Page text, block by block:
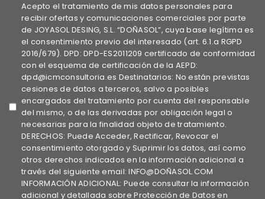
Acepto el tratamiento de mis datos personales para
recibir ofertas y comunicaciones comerciales por parte
de JOYASOL DESING, S.L. “DOÑASOL”, cuya base legítima es
el consentimiento previo del interesado (art. 6.1.a RGPD
2016/679). DPD: DPD-ES2011209 certificado de conformidad
con el esquema de certificación de la AEPD:
dpd@icmconsultoria.es Destinatarios: No están previstas
cesiones de datos a terceros, salvo a posibles
encargados del tratamiento por cuenta del responsable
del mismo, o de las derivadas por obligación legal o
necesarias para la finalidad objeto de tratamiento.
DERECHOS: Puede Acceder, Rectificar, Revocar el
consentimiento otorgado y Suprimir los datos, así como
otros derechos indicados en la información adicional a
través del siguiente email: INFO@DOÑASOL.COM
INFORMACIÓN ADICIONAL: Puede consultar la información
adicional y detallada sobre Protección de Datos en